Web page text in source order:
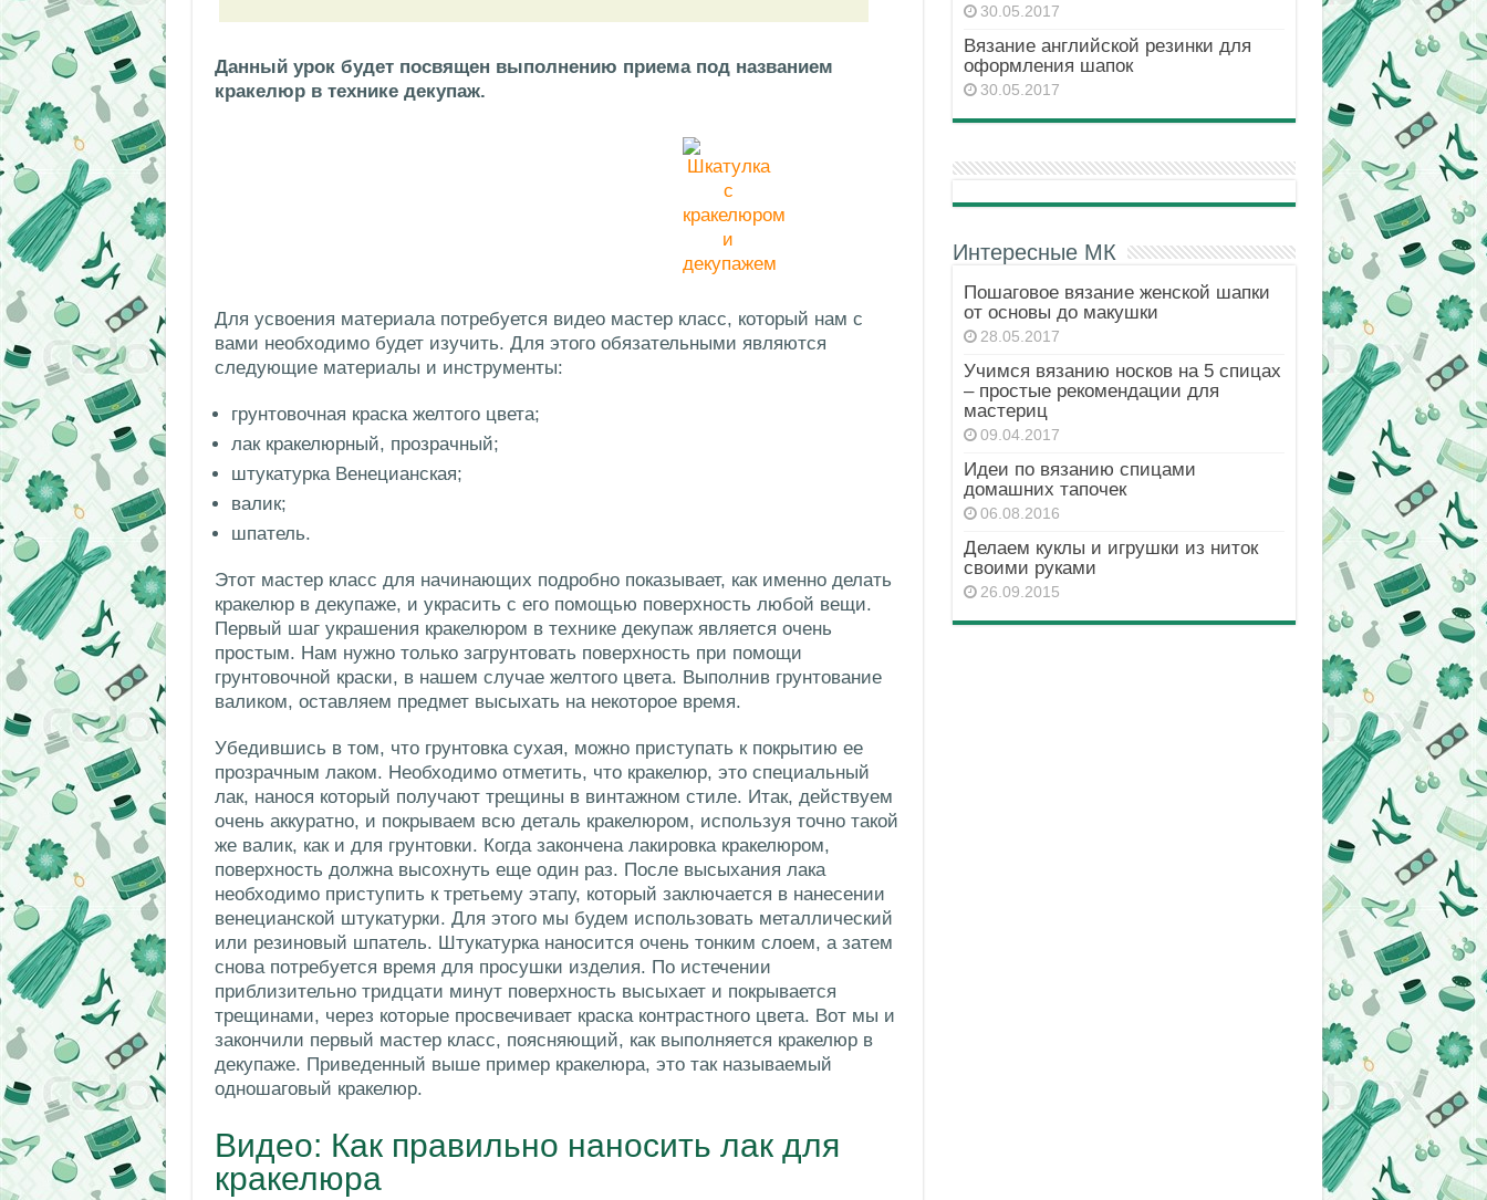
Данный урок будет посвящен выполнению приема под названием
кракелюр в технике декупаж.
Для усвоения материала потребуется видео мастер класс, который нам с
вами необходимо будет изучить. Для этого обязательными являются
следующие материалы и инструменты:
грунтовочная краска желтого цвета;
лак кракелюрный, прозрачный;
штукатурка Венецианская;
валик;
шпатель.
Этот мастер класс для начинающих подробно показывает, как именно делать
кракелюр в декупаже, и украсить с его помощью поверхность любой вещи.
Первый шаг украшения кракелюром в технике декупаж является очень
простым. Нам нужно только загрунтовать поверхность при помощи
грунтовочной краски, в нашем случае желтого цвета. Выполнив грунтование
валиком, оставляем предмет высыхать на некоторое время.
Убедившись в том, что грунтовка сухая, можно приступать к покрытию ее
прозрачным лаком. Необходимо отметить, что кракелюр, это специальный
лак, нанося который получают трещины в винтажном стиле. Итак, действуем
очень аккуратно, и покрываем всю деталь кракелюром, используя точно такой
же валик, как и для грунтовки. Когда закончена лакировка кракелюром,
поверхность должна высохнуть еще один раз. После высыхания лака
необходимо приступить к третьему этапу, который заключается в нанесении
венецианской штукатурки. Для этого мы будем использовать металлический
или резиновый шпатель. Штукатурка наносится очень тонким слоем, а затем
снова потребуется время для просушки изделия. По истечении
приблизительно тридцати минут поверхность высыхает и покрывается
трещинами, через которые просвечивает краска контрастного цвета. Вот мы и
закончили первый мастер класс, поясняющий, как выполняется кракелюр в
декупаже. Приведенный выше пример кракелюра, это так называемый
одношаговый кракелюр.
Видео: Как правильно наносить лак для
кракелюра
30.05.2017
Вязание английской резинки для
оформления шапок
30.05.2017
Интересные МК
Пошаговое вязание женской шапки
от основы до макушки
28.05.2017
Учимся вязанию носков на 5 спицах
– простые рекомендации для
мастериц
09.04.2017
Идеи по вязанию спицами
домашних тапочек
06.08.2016
Делаем куклы и игрушки из ниток
своими руками
26.09.2015